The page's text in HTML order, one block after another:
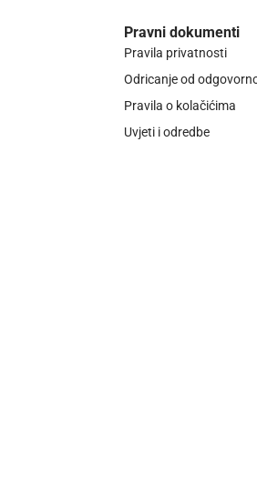
Pravni dokumenti
Pravila privatnosti
Odricanje od
Pravila o kolačićima
Uvjeti i odredbe